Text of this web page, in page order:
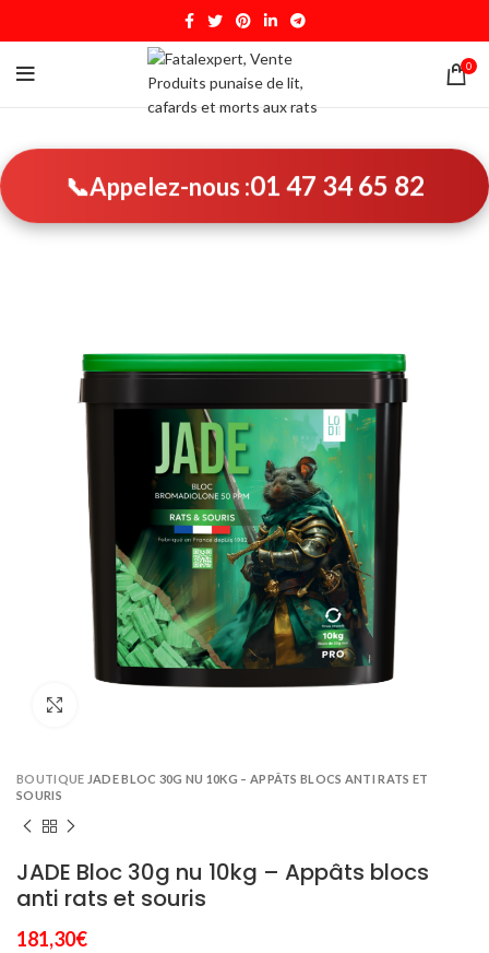
0
📞Appelez-nous :01 47 34 65 82
BOUTIQUE JADE BLOC 30G NU 10KG – APPÂTS BLOCS ANTI RATS ET
SOURIS
JADE Bloc 30g nu 10kg – Appâts blocs
anti rats et souris
181,30€